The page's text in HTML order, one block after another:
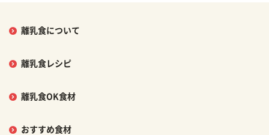
離乳食について
離乳食レシピ
離乳食OK食材
おすすめ食材